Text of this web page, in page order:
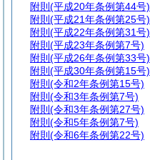
附則 (平成20年条例第44号)
附則 (平成21年条例第25号)
附則 (平成22年条例第31号)
附則 (平成23年条例第7号)
附則 (平成26年条例第33号)
附則 (平成30年条例第15号)
附則 (令和2年条例第15号)
附則 (令和3年条例第7号)
附則 (令和3年条例第27号)
附則 (令和5年条例第7号)
附則 (令和6年条例第22号)